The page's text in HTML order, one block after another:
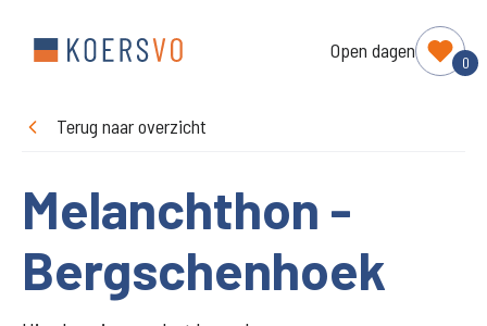
Open dagen
0
Terug naar overzicht
Melanchthon -
Bergschenhoek